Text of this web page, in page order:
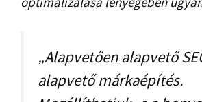
„Alapvetően alapvető
alapvető márkaépítés.